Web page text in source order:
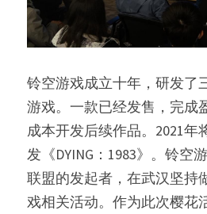
铃空游戏成立十年，研发了
游戏。一款已经发售，完成
成本开发后续作品。2021年
发《DYING：1983》。铃空
联盟的发起者，在武汉坚持
戏相关活动。作为此次樱花